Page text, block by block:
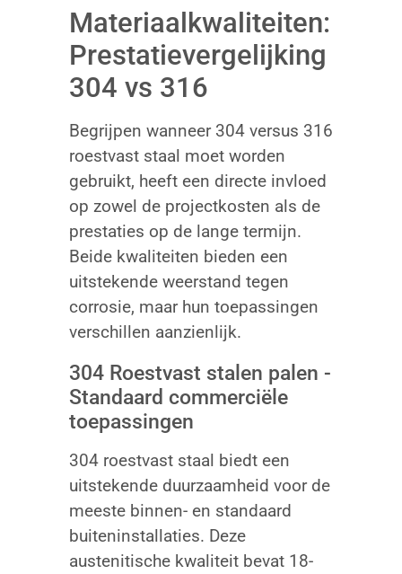
Materiaalkwaliteiten:
Prestatievergelijking
304 vs 316
Begrijpen wanneer 304 versus 316
roestvast staal moet worden
gebruikt, heeft een directe invloed
op zowel de projectkosten als de
prestaties op de lange termijn.
Beide kwaliteiten bieden een
uitstekende weerstand tegen
corrosie, maar hun toepassingen
verschillen aanzienlijk.
304 Roestvast stalen palen -
Standaard commerciële
toepassingen
304 roestvast staal biedt een
uitstekende duurzaamheid voor de
meeste binnen- en standaard
buiteninstallaties. Deze
austenitische kwaliteit bevat 18-